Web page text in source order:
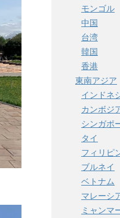
モンゴル
中国
台湾
韓国
香港
東南アジア
インドネ
カンボジ
シンガポ
タイ
フィリピ
ブルネイ
ベトナム
マレーシ
ミャンマ